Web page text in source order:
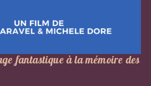
fantastique à la mémoire des